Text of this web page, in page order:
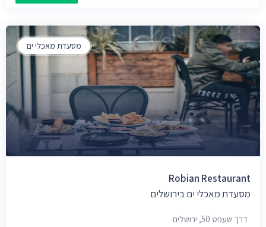
מסעדת מאכלי ים
Robian Restaurant
מסעדת מאכלי ים בירושלים
דרך שעפט 50, ירושלים